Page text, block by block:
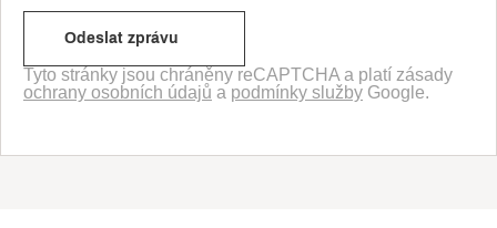
Tyto stránky jsou chráněny reCAPTCHA a platí zásady
ochrany osobních údajů a podmínky služby Google.